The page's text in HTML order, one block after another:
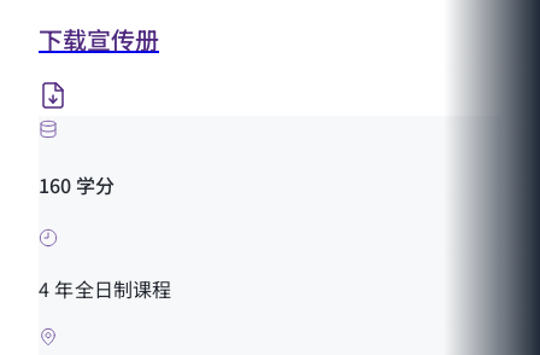
下载宣传册
160 学分
4 年全日制课程